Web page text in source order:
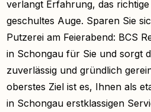
verlangt Erfahrung, das
geschultes Auge. Sparen Sie
Putzerei am Feierabend: BCS
in Schongau für Sie und sorgt
zuverlässig und gründlich
oberstes Ziel ist es, Ihnen als
in Schongau erstklassigen